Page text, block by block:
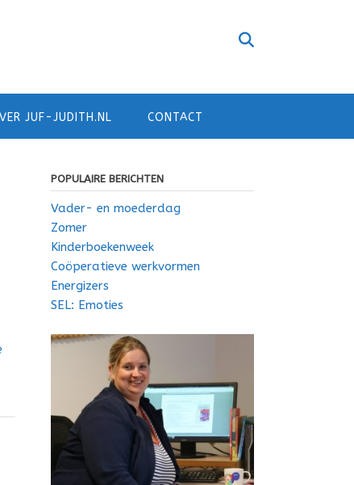
JUF-JUDITH.NL CONTACT
POPULAIRE BERICHTEN
Vader- en moederdag
Zomer
Kinderboekenweek
Coöperatieve werkvormen
Energizers
SEL: Emoties